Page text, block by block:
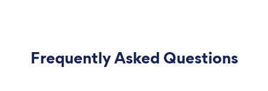
Frequently Asked Questions